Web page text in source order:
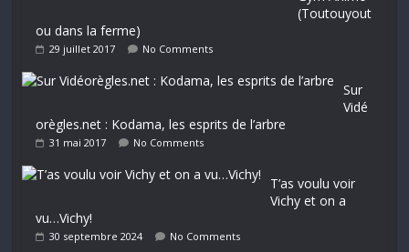
(Toutouyout
ou dans la ferme)
29 juillet 2017 No Comments
Sur
Vidé
orègles.net : Kodama, les esprits de l’arbre
31 mai 2017 No Comments
T’as voulu voir
Vichy et on a
vu…Vichy!
30 septembre 2024 No Comments